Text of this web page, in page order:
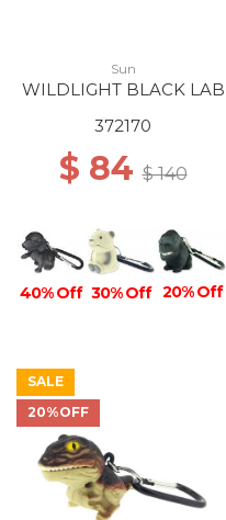
Sun
WILDLIGHT BLACK LAB
372170
$ 84$ 140
40% Off 30% Off 20% Off
SALE
20%OFF